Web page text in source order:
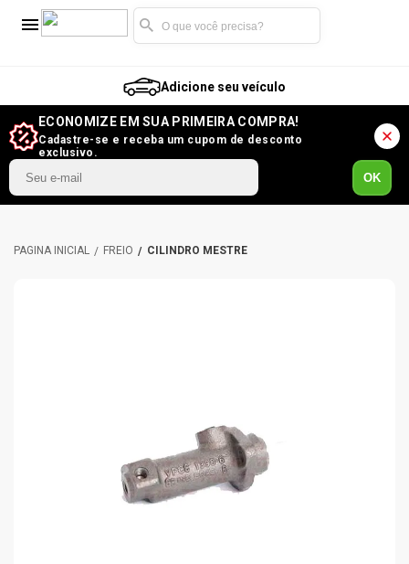
Adicione seu veículo
ECONOMIZE EM SUA PRIMEIRA COMPRA!
Cadastre-se e receba um cupom de desconto
exclusivo.
OK
FREIO CILINDRO MESTRE